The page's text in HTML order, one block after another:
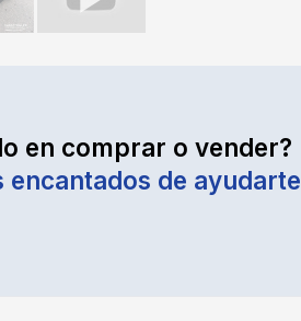
en comprar o vender?
encantados de ayudarte